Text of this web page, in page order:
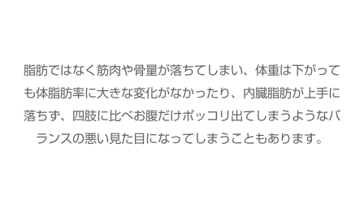
脂肪ではなく筋肉や骨量が落ちてしまい、体重は下がって
も体脂肪率に大きな変化がなかったり、内臓脂肪が上手に
落ちず、四肢に比べお腹だけポッコリ出てしまうようなバ
ランスの悪い見た目になってしまうこともあります。